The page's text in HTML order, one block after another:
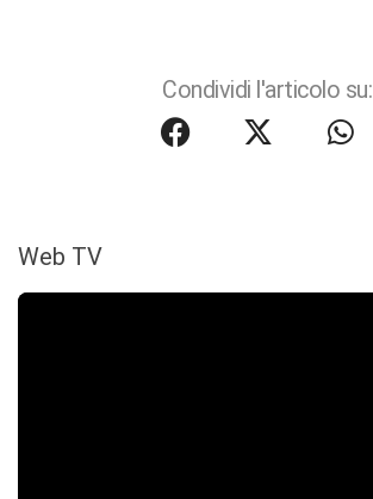
Condividi l'articolo su:
Web TV